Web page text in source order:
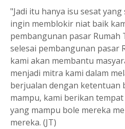
"Jadi itu hanya isu sesat
ingin memblokir niat baik
pembangunan pasar Rumah
selesai pembangunan pasar
kami akan membantu
menjadi mitra kami dalam
berjualan dengan ketentuan
mampu, kami berikan
yang mampu bole mereka
mereka. (JT)